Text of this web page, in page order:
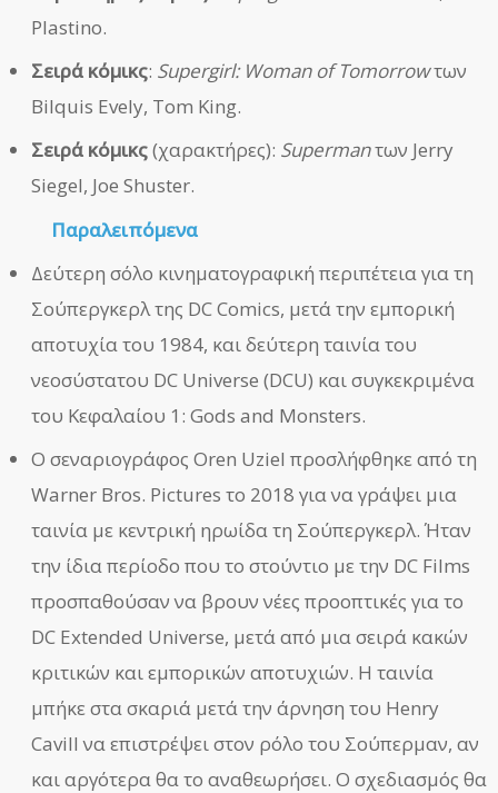
Plastino.
Σειρά κόμικς: Supergirl: Woman of Tomorrowτων
Bilquis Evely, Tom King.
Σειρά κόμικς(χαρακτήρες): Supermanτων Jerry
Siegel, Joe Shuster.
Παραλειπόμενα
Δεύτερη σόλο κινηματογραφική περιπέτεια για τη
Σούπεργκερλ της DC Comics, μετά την εμπορική
αποτυχία του 1984, και δεύτερη ταινία του
νεοσύστατου DC Universe (DCU) και συγκεκριμένα
του Κεφαλαίου 1: Gods and Monsters.
Ο σεναριογράφος Oren Uziel προσλήφθηκε από τη
Warner Bros. Pictures το 2018 για να γράψει μια
ταινία με κεντρική ηρωίδα τη Σούπεργκερλ. Ήταν
την ίδια περίοδο που το στούντιο με την DC Films
προσπαθούσαν να βρουν νέες προοπτικές για το
DC Extended Universe, μετά από μια σειρά κακών
κριτικών και εμπορικών αποτυχιών. Η ταινία
μπήκε στα σκαριά μετά την άρνηση του Henry
Cavill να επιστρέψει στον ρόλο του Σούπερμαν, αν
και αργότερα θα το αναθεωρήσει. Ο σχεδιασμός θα